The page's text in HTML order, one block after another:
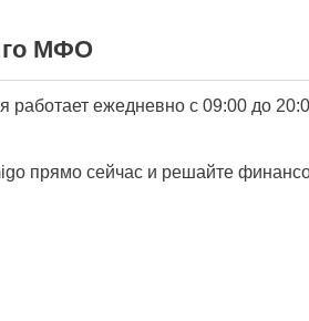
МФО
работает ежедневно с 09:00 до
прямо сейчас и решайте